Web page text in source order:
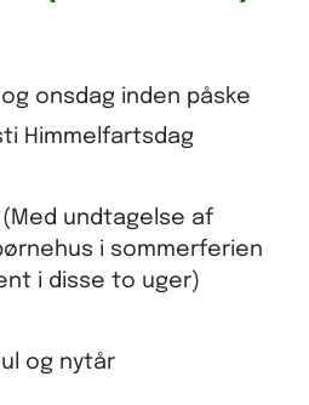
onsdag inden påske
Himmelfartsdag
(Med undtagelse af
i sommerferien
i disse to uger)
og nytår